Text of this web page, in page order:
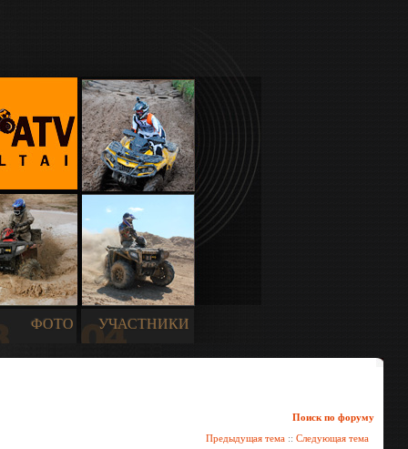
ФОТО УЧАСТНИКИ
Поиск по форуму
Предыдущая тема :: Следующая тема